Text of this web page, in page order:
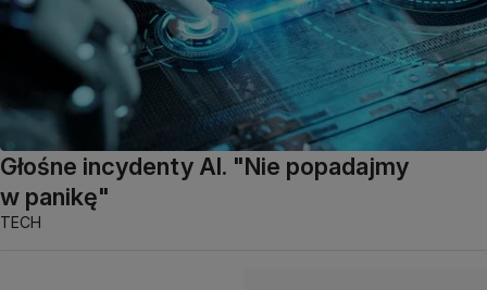
Głośne incydenty AI. "Nie popadajmy
w panikę"
TECH